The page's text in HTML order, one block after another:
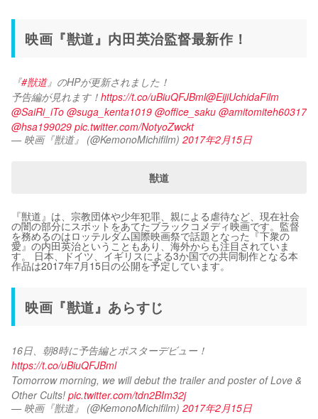
映画『獣道』内田英治監督最新作！
『#獣道』のHPが更新されました！
予告編が見れます！ https://t.co/uBiuQFJBml@EijiUchidaFilm
@SaiRi_iTo @suga_kenta1019 @office_saku @amitomiteh60317
@hsa199029 pic.twitter.com/NotyoZwckt
— 映画『獣道』 (@KemonoMichifilm) 2017年2月15日
獣道
『獣道』は、宗教団体や少年犯罪、親による虐待など、現在社会
の闇の部分にスポットをあてたブラックコメディ映画です。監督
を務めるのはロッテルダム国際映画祭で話題となった『下衆の
愛』の内田英治ということもあり、海外からも注目されていま
す。 日本、ドイツ、イギリスによる3か国での共同制作となる本
作品は2017年7月15日の公開を予定しています。
映画『獣道』あらすじ
16日、朝8時に予告編とポスターデビュー！
https://t.co/uBiuQFJBml
Tomorrow morning, we will debut the trailer and poster of Love &
Other Cults! pic.twitter.com/tdn2BIm32j
— 映画『獣道』 (@KemonoMichifilm) 2017年2月15日